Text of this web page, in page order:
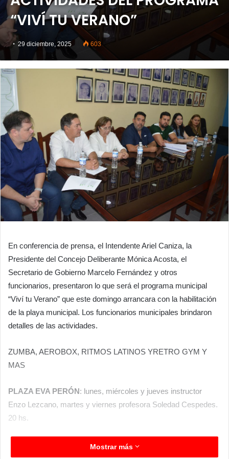
“VIVÍ TU VERANO”
29 diciembre, 2025 603
En conferencia de prensa, el Intendente Ariel Caniza, la
Presidente del Concejo Deliberante Mónica Acosta, el
Secretario de Gobierno Marcelo Fernández y otros
funcionarios, presentaron lo que será el programa municipal
“Viví tu Verano” que este domingo arrancara con la habilitación
de la playa municipal. Los funcionarios municipales brindaron
detalles de las actividades.
ZUMBA, AEROBOX, RITMOS LATINOS YRETRO GYM Y
MAS
PLAZA EVA PERÓN: lunes, miércoles y jueves instructor
Enzo Lezcano, martes y viernes profesora Soledad Cespedes.
20 hs.
PLAYÓN DE LAS 300 VIVIENDAS: lunes, miércoles y
viernes, instructor Tomas Giménez. 19 hs.
Mostrar más